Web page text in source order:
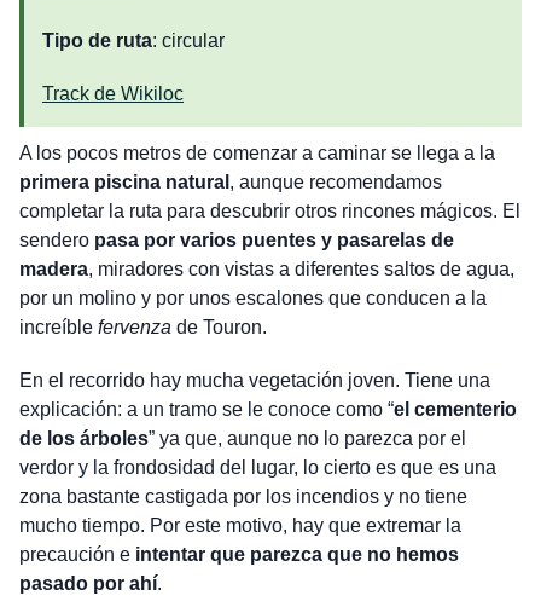
Tipo de ruta: circular
Track de Wikiloc
A los pocos metros de comenzar a caminar se llega a la
primera piscina natural , aunque recomendamos
completar la ruta para descubrir otros rincones mágicos. El
sendero pasa por varios puentes y pasarelas de
madera, miradores con vistas a diferentes saltos de agua,
por un molino y por unos escalones que conducen a la
increíble fervenza de Touron.
En el recorrido hay mucha vegetación joven. Tiene una
explicación: a un tramo se le conoce como “el cementerio
de los árboles” ya que, aunque no lo parezca por el
verdor y la frondosidad del lugar, lo cierto es que es una
zona bastante castigada por los incendios y no tiene
mucho tiempo. Por este motivo, hay que extremar la
precaución e intentar que parezca que no hemos
pasado por ahí.